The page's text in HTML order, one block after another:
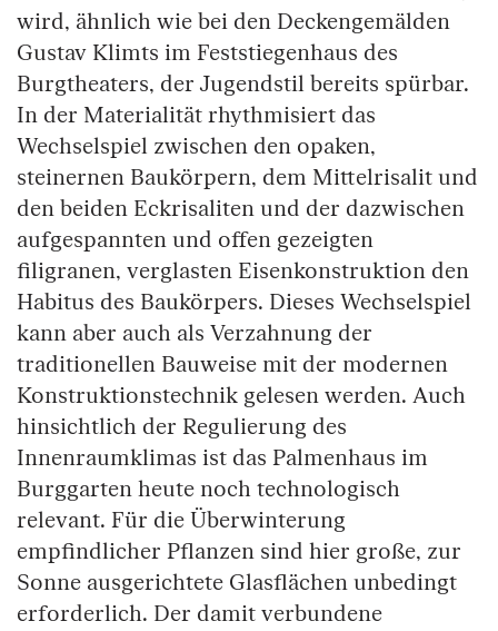
wird, ähnlich wie bei den Deckengemälden
Gustav Klimts im Feststiegenhaus des
Burgtheaters, der Jugendstil bereits spürbar.
In der Materialität rhythmisiert das
Wechselspiel zwischen den opaken,
steinernen Baukörpern, dem Mittelrisalit und
den beiden Eckrisaliten und der dazwischen
aufgespannten und offen gezeigten
filigranen, verglasten Eisenkonstruktion den
Habitus des Baukörpers. Dieses Wechselspiel
kann aber auch als Verzahnung der
traditionellen Bauweise mit der modernen
Konstruktionstechnik gelesen werden. Auch
hinsichtlich der Regulierung des
Innenraumklimas ist das Palmenhaus im
Burggarten heute noch technologisch
relevant. Für die Überwinterung
empfindlicher Pflanzen sind hier große, zur
Sonne ausgerichtete Glasflächen unbedingt
erforderlich. Der damit verbundene